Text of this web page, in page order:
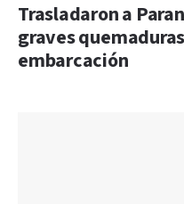
Trasladaron a
graves
embarcación